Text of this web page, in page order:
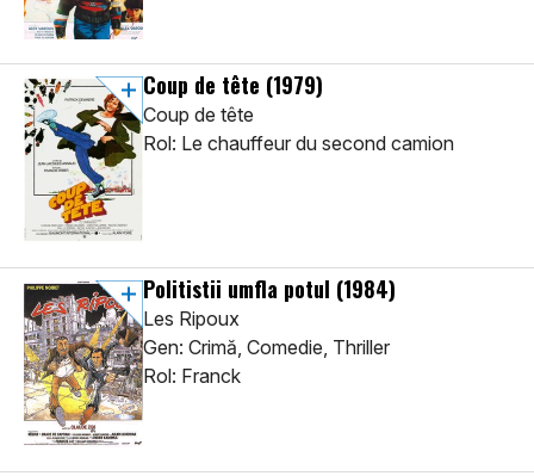
Coup de tête (1979)
Coup de tête
Rol: Le chauffeur du second camion
Politistii umfla potul (1984)
Les Ripoux
Gen: Crimă, Comedie, Thriller
Rol: Franck